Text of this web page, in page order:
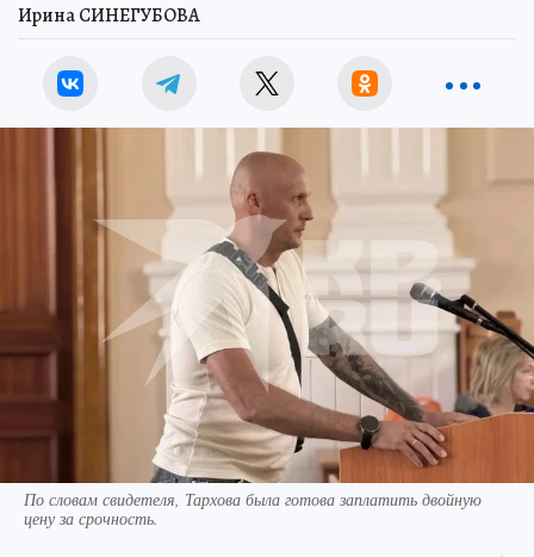
Ирина СИНЕГУБОВА
По словам свидетеля, Тархова была готова заплатить двойную
цену за срочность.